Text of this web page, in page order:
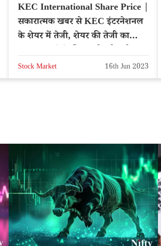
KEC International Share Price |
सकारात्मक खबर से KEC इंटरनेशनल
के शेयर में तेजी, शेयर की तेजी का
Stock Market 16th Jun 2023